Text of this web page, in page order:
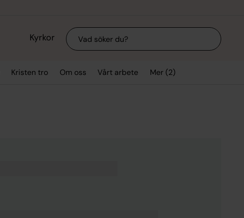
Kyrkor Sök
Kristen tro Om oss Vårt arbete Mer (2)